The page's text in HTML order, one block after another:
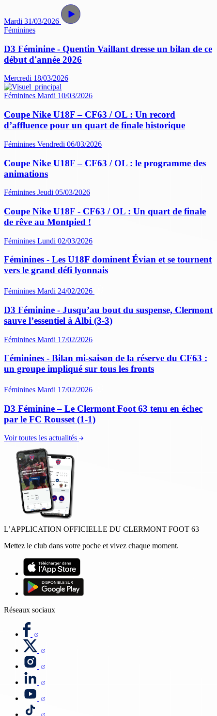
Mardi 31/03/2026
Féminines
D3 Féminine - Quentin Vaillant dresse un bilan de ce
début d'année 2026
Mercredi 18/03/2026
Féminines Mardi 10/03/2026
Coupe Nike U18F – CF63 / OL : Un record
d’affluence pour un quart de finale historique
Féminines Vendredi 06/03/2026
Coupe Nike U18F – CF63 / OL : le programme des
animations
Féminines Jeudi 05/03/2026
Coupe Nike U18F - CF63 / OL : Un quart de finale
de rêve au Montpied !
Féminines Lundi 02/03/2026
Féminines - Les U18F dominent Évian et se tournent
vers le grand défi lyonnais
Féminines Mardi 24/02/2026
D3 Féminine - Jusqu’au bout du suspense, Clermont
sauve l’essentiel à Albi (3-3)
Féminines Mardi 17/02/2026
Féminines - Bilan mi-saison de la réserve du CF63 :
un groupe impliqué sur tous les fronts
Féminines Mardi 17/02/2026
D3 Féminine – Le Clermont Foot 63 tenu en échec
par le FC Rousset (1-1)
Voir toutes les actualités
L’APPLICATION OFFICIELLE DU CLERMONT FOOT 63
Mettez le club dans votre poche et vivez chaque moment.
Réseaux sociaux